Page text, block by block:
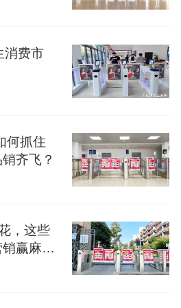
消费市
何抓住
齐飞？
，这些
赢麻